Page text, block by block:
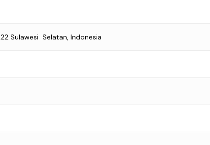
Sulawesi Selatan, Indonesia